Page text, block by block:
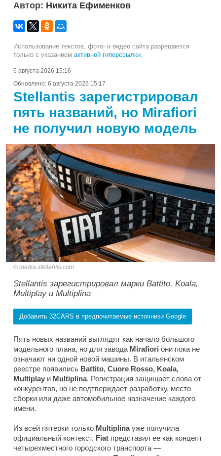
Автор: Никита Ефименков
Использование текстов, фото- и видео сайта разрешается
только с указанием активной гиперссылки.
6 августа 2026 15:16
Обновлено: 6 августа 2026 15:17
Stellantis зарегистрировал
пять названий, но Mirafiori
не получил новую модель
media.stellantis.com
Stellantis зарегистрировал марки Battito, Koala,
Multiplay и Multiplina
Добавить 32CARS в предпочитаемые источники Google
Пять новых названий выглядят как начало большого
модельного плана, но для завода Mirafiori они пока не
означают ни одной новой машины. В итальянском
реестре появились Battito, Cuore Rosso, Koala,
Multiplay и Multiplina. Регистрация защищает слова от
конкурентов, но не подтверждает разработку, место
сборки или даже автомобильное назначение каждого
имени.
Из всей пятерки только Multiplinaуже получила
официальный контекст. Fiat представил ее как концепт
четырехместного городского транспорта —